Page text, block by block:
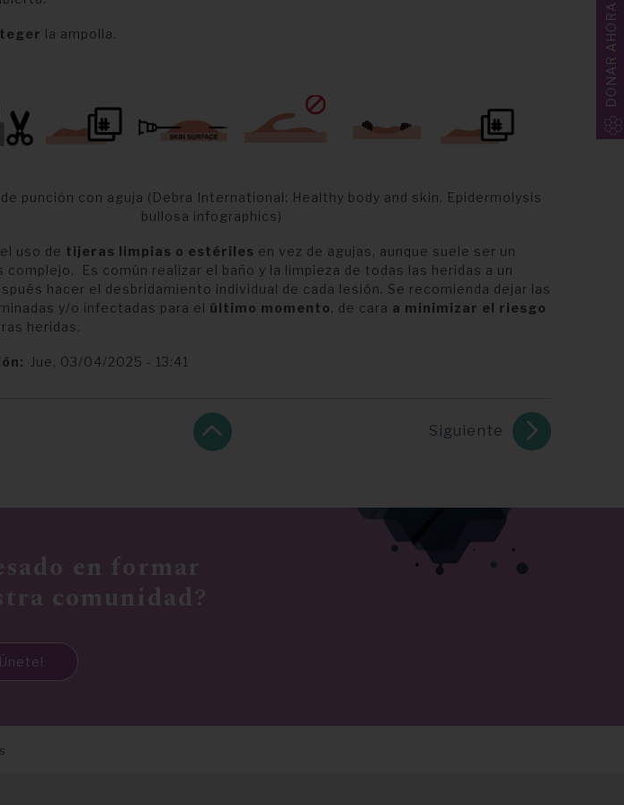
la ampolla.
punción con aguja (Debra International: Healthy body and skin. Epidermolysis
bullosa infographics)
uso de tijeras limpias o estériles en vez de agujas, aunque suele ser un
complejo.
Es común realizar el baño y la limpieza de todas las heridas a un
hacer el desbridamiento individual de cada lesión. Se recomienda dejar las
y/o infectadas para el último momento, de cara a minimizar el riesgo
heridas.
Jue, 03/04/2025 - 13:41
Siguiente
en formar
comunidad?
DONAR AHORA